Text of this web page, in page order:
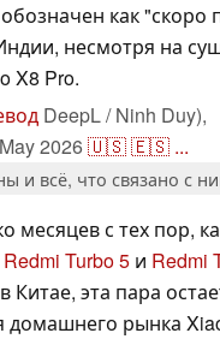
как "скоро
несмотря на
X8 Pro.
DeepL / Ninh Duy),
2026🇺🇸🇪🇸 ...
и всё, что связано с
месяцев с тех пор,
Redmi Turbo 5 и Redmi
эта пара
домашнего рынка